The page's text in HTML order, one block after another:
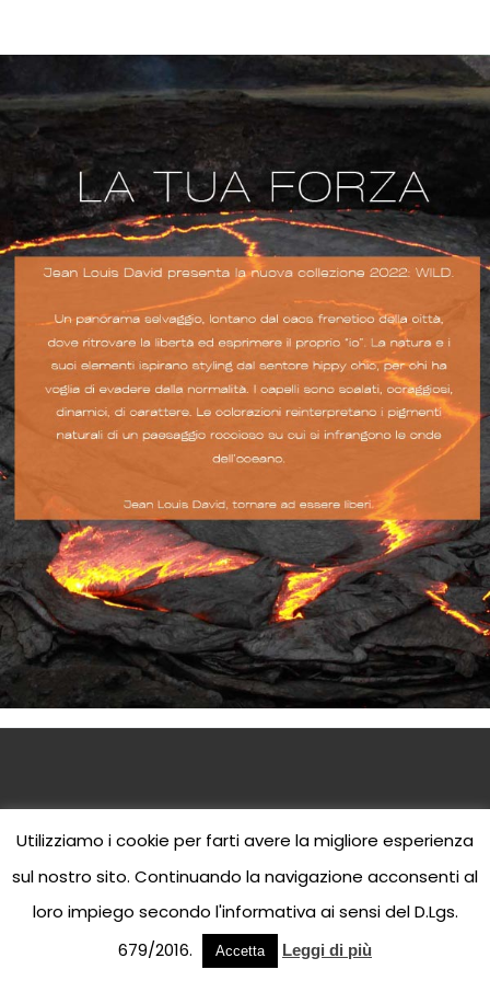
Jean Louis David Parrucchieri © 2023 | P.I.
Utilizziamo i cookie per farti avere la migliore esperienza
sul nostro sito. Continuando la navigazione acconsenti al
loro impiego secondo l'informativa ai sensi del D.Lgs.
679/2016.
Accetta Leggi di più